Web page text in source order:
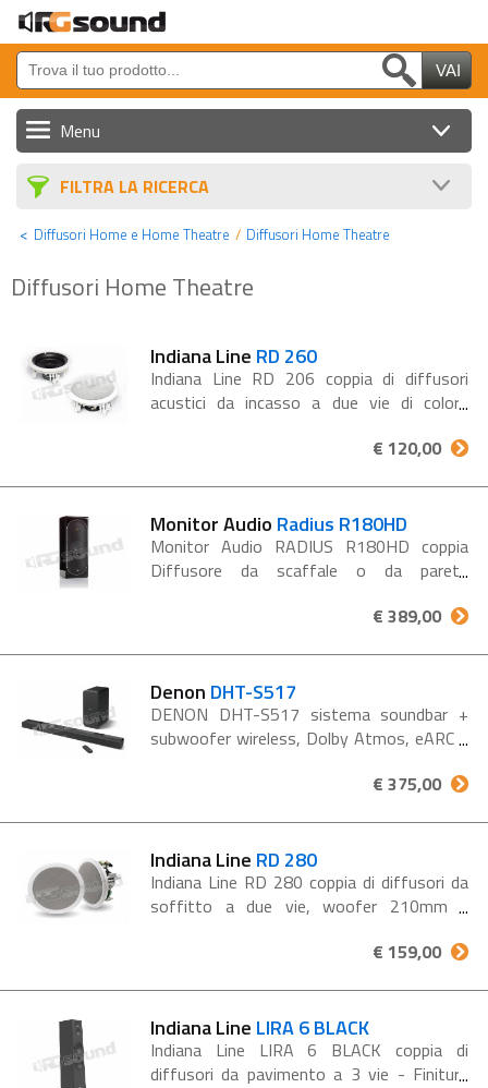
Menu
Sorgenti, Monitor e GPS
Batterie
Auto Tuning
Strumenti DJ e Home Cinema
FILTRA LA RICERCA
Diffusori Home e Home Theatre Diffusori Home Theatre
Diffusori Home Theatre
Indiana Line RD 260
Indiana Line RD 206 coppia di diffusori
acustici da incasso a due vie di colore
sonorizzazione di ambienti di ogni
€ 120,00
Monitor Audio Radius R180HD
Monitor Audio RADIUS R180HD coppia
Diffusore da scaffale o da parete
verticale Reflex anteriore Midwoofer da 11
€ 389,00
Denon DHT-S517
DENON DHT-S517 sistema soundbar +
subwoofer wireless, Dolby Atmos, eARC e
DHT-S517 è un sistema in configurazione
€ 375,00
Indiana Line RD 280
Indiana Line RD 280 coppia di diffusori da
soffitto a due vie, woofer 210mm e
diffusore da incasso adatto per ambienti di
€ 159,00
Indiana Line LIRA 6 BLACK
Indiana Line LIRA 6 BLACK coppia di
diffusori da pavimento a 3 vie - Finitura